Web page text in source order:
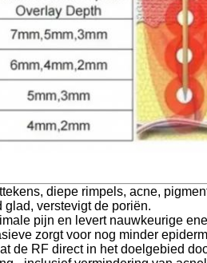
diepe rimpels, acne,
glad, verstevigt de poriën.
pijn en levert nauwkeurige
zorgt voor nog minder
de RF direct in het doelgebied